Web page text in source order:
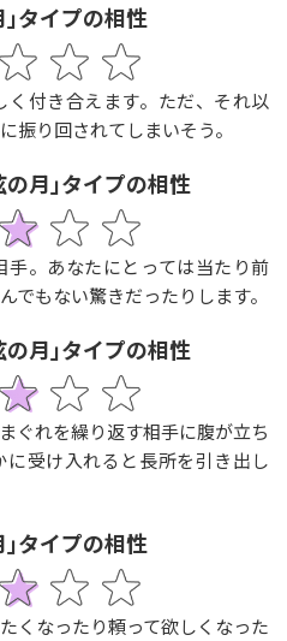
タイプの相性
付き合えます。ただ、それ以
振り回されてしまいそう。
月｣タイプの相性
手。あなたにとっては当たり前
でもない驚きだったりします。
月｣タイプの相性
ぐれを繰り返す相手に腹が立ち
受け入れると長所を引き出し
｣タイプの相性
くなったり頼って欲しくなった